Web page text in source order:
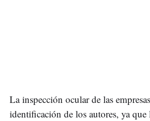
La inspección ocular de las
identificación de los autores, ya que